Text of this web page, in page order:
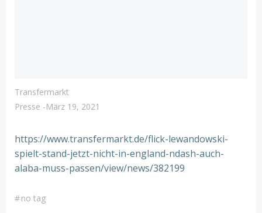
Transfermarkt
Presse -März 19, 2021
https://www.transfermarkt.de/flick-lewandowski-
spielt-stand-jetzt-nicht-in-england-ndash-auch-
alaba-muss-passen/view/news/382199
#no tag